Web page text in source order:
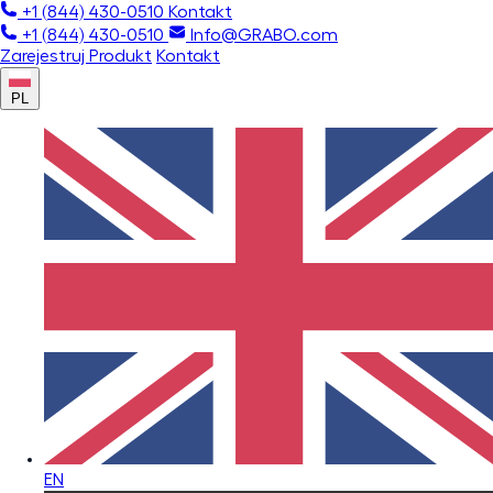
+1 (844) 430-0510 Kontakt
+1 (844) 430-0510
Info@GRABO.com
Zarejestruj Produkt Kontakt
PL
EN